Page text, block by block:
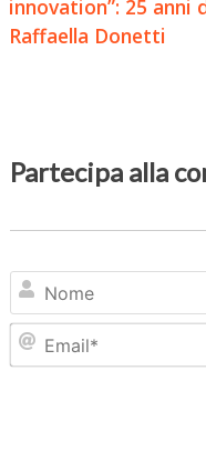
innovation”: 25 anni
Raffaella Donetti
Partecipa alla